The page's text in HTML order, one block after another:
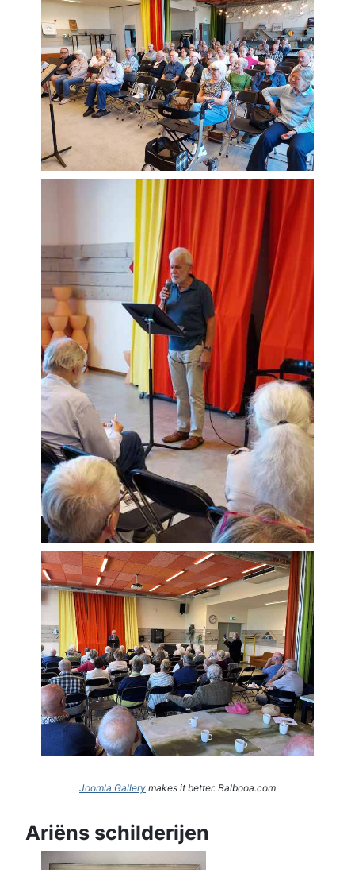
Joomla Gallery makes it better. Balbooa.com
Ariëns schilderijen